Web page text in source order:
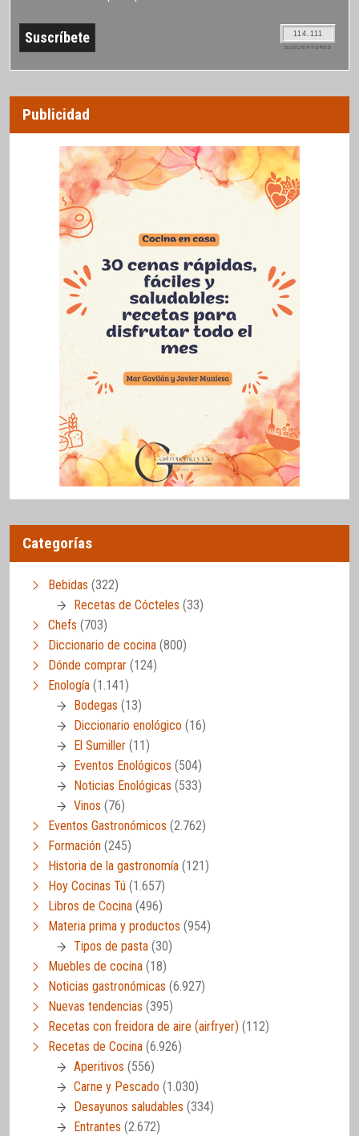
114.111
SUSCRIPTORES
Publicidad
Categorías
Bebidas (322)
Recetas de Cócteles (33)
Chefs (703)
Diccionario de cocina (800)
Dónde comprar (124)
Enología (1.141)
Bodegas (13)
Diccionario enológico (16)
El Sumiller (11)
Eventos Enológicos (504)
Noticias Enológicas (533)
Vinos (76)
Eventos Gastronómicos (2.762)
Formación (245)
Historia de la gastronomía (121)
Hoy Cocinas Tú (1.657)
Libros de Cocina (496)
Materia prima y productos (954)
Tipos de pasta (30)
Muebles de cocina (18)
Noticias gastronómicas (6.927)
Nuevas tendencias (395)
Recetas con freidora de aire (airfryer) (112)
Recetas de Cocina (6.926)
Aperitivos (556)
Carne y Pescado (1.030)
Desayunos saludables (334)
Entrantes (2.672)